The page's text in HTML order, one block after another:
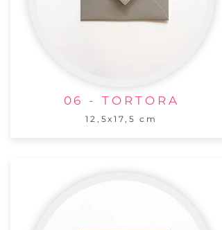
06 - TORTORA
12,5x17,5 cm